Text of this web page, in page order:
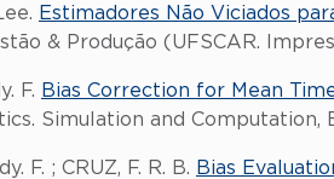
Estimadores Não Viciados
& Produção (UFSCAR.
F. Bias Correction for Mean
Simulation and Computation,
F. ; CRUZ, F. R. B. Bias